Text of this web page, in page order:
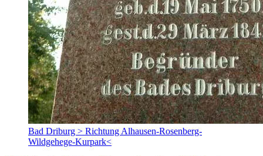
Bad Driburg > Richtung Alhausen-Rosenberg-
Wildgehege-Kurpark<